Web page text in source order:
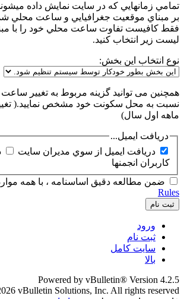
تمامي زمانهايي كه در سايت نمايش داده
بر مبناي موقعيت جغرافيايي و ساعت محلي
فقط كافيست تفاوت ساعت محلي خود را با
ليست زير انتخاب كنيد.
نوع انتخاب این بخش:
نسبت به محل سکونت خود مشخص نمایید.(
ماهه اول سال)
دریافت ایمیل...
دريافت ايميل از سوي مديران سايت
کاربران انجمنها
ضمن مطالعه دقیق اساسنامه ، با همه
Rules
ثبت نام
ورود
ثبت نام
سایت کامل
بالا
Powered by vBulletin® Version 4.2.5
vBulletin Solutions, Inc. All rights reserved.